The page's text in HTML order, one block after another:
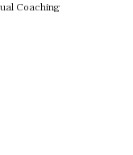
Coaching